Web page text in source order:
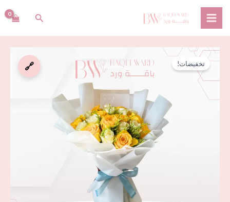
تخطي
المحتوى
البحث
تخفيضات! 🔗
السعر
الأصلي
هو:
ر.س 115,00.
السعر
الحالي
ر.س 95,00.
كمية
باقة
الجوري
الأبيض